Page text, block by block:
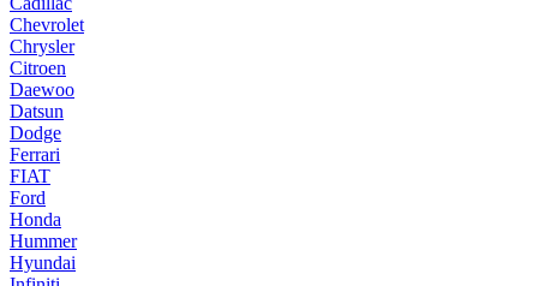
Chevrolet
Chrysler
Citroen
Daewoo
Datsun
Dodge
Ferrari
FIAT
Ford
Honda
Hummer
Hyundai